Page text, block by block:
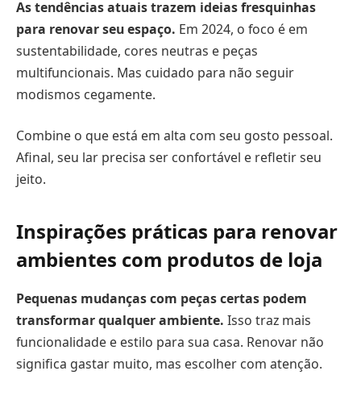
As tendências atuais trazem ideias fresquinhas
para renovar seu espaço. Em 2024, o foco é em
sustentabilidade, cores neutras e peças
multifuncionais. Mas cuidado para não seguir
modismos cegamente.
Combine o que está em alta com seu gosto pessoal.
Afinal, seu lar precisa ser confortável e refletir seu
jeito.
Inspirações práticas para renovar
ambientes com produtos de loja
Pequenas mudanças com peças certas podem
transformar qualquer ambiente. Isso traz mais
funcionalidade e estilo para sua casa. Renovar não
significa gastar muito, mas escolher com atenção.